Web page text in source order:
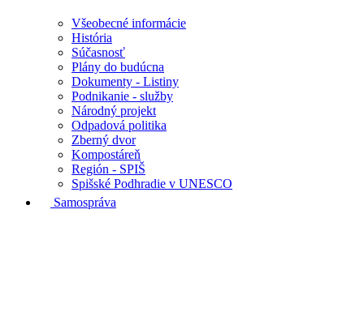
Všeobecné informácie
História
Súčasnosť
Plány do budúcna
Dokumenty - Listiny
Podnikanie - služby
Národný projekt
Odpadová politika
Zberný dvor
Kompostáreň
Región - SPIŠ
Spišské Podhradie v UNESCO
Samospráva